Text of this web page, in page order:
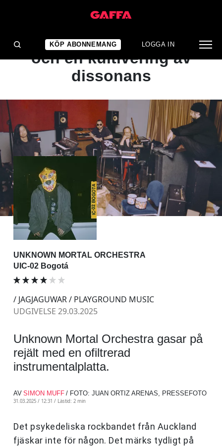
KÖP ABONNEMANG LOGGA IN
ALBUMRECENSION
Dramatisk upprepning
och en kultivering av
dissonans
UNKNOWN MORTAL ORCHESTRA
UIC-02 Bogotá
/ JAGJAGUWAR / PLAYGROUND MUSIC
UDGIVELSE 29.03.2025
Unknown Mortal Orchestra gasar på
rejält med en ofiltrerad
instrumentalplatta.
AV SIMON MUFF / FOTO: JUAN ORTIZ ARENAS, PRESSEFOTO
31.03.2025 / 12:31 / Lästid: 2 min
Det psykedeliska rockbandet från Auckland
fjäskar inte för någon. Det märks tydligt på